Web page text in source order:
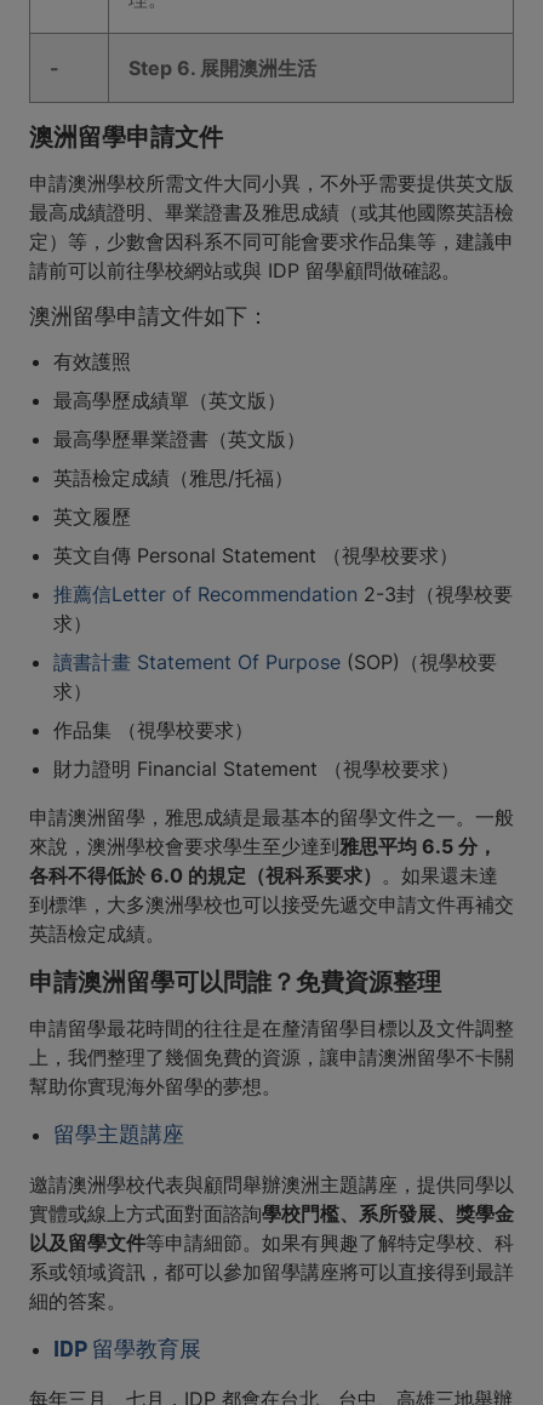
- Step 6. 展開澳洲生活
澳洲留學申請文件
申請澳洲學校所需文件大同小異，不外乎需要提供英文版
最高成績證明、畢業證書及雅思成績（或其他國際英語檢
定）等，少數會因科系不同可能會要求作品集等，建議申
請前可以前往學校網站或與 IDP 留學顧問做確認。
澳洲留學申請文件如下：
有效護照
最高學歷成績單（英文版）
最高學歷畢業證書（英文版）
英語檢定成績（雅思/托福）
英文履歷
英文自傳 Personal Statement （視學校要求）
推薦信Letter of Recommendation 2-3封（視學校要
求）
讀書計畫 Statement Of Purpose (SOP)（視學校要
求）
作品集 （視學校要求）
財力證明 Financial Statement （視學校要求）
申請澳洲留學，雅思成績是最基本的留學文件之一。一般
來說，澳洲學校會要求學生至少達到雅思平均 6.5 分，
各科不得低於 6.0 的規定（視科系要求） 。如果還未達
到標準，大多澳洲學校也可以接受先遞交申請文件再補交
英語檢定成績。
申請澳洲留學可以問誰？免費資源整理
申請留學最花時間的往往是在釐清留學目標以及文件調整
上，我們整理了幾個免費的資源，讓申請澳洲留學不卡關
幫助你實現海外留學的夢想。
留學主題講座
邀請澳洲學校代表與顧問舉辦澳洲主題講座，提供同學以
實體或線上方式面對面諮詢學校門檻、系所發展、獎學金
以及留學文件等申請細節。如果有興趣了解特定學校、科
系或領域資訊，都可以參加留學講座將可以直接得到最詳
細的答案。
IDP 留學教育展
每年三月、七月，IDP 都會在台北、台中、高雄三地舉辦